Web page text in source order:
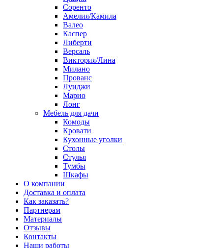
Соренто
Амелия/Камила
Валео
Каспер
Либерти
Версаль
Виктория/Лина
Милано
Прованс
Луиджи
Марио
Лонг
Мебель для дачи
Комоды
Кровати
Кухонные уголки
Столы
Стулья
Тумбы
Шкафы
О компании
Доставка и оплата
Как заказать?
Партнерам
Материалы
Отзывы
Контакты
Наши работы